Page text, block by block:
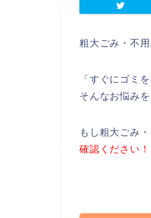
粗大ごみ・不
「すぐにゴミ
そんなお悩み
もし粗大ごみ
確認ください！